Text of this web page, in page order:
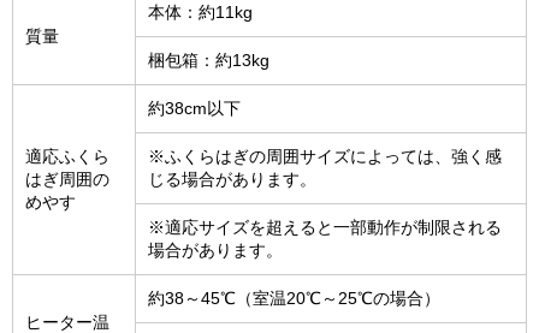
質量
本体：約11kg
梱包箱：約13kg
適応ふくら
はぎ周囲の
めやす
約38cm以下
※ふくらはぎの周囲サイズによっては、強く感
じる場合があります。
※適応サイズを超えると一部動作が制限される
場合があります。
ヒーター温
約38～45℃（室温20℃～25℃の場合）